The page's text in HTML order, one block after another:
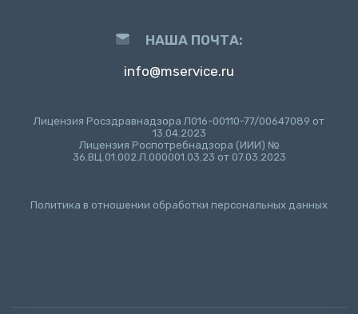
НАША ПОЧТА:
info@mservice.ru
Лицензия Росздравнадзора Л016-00110-77/00647089 от
13.04.2023
Лицензия Роспотребнадзора (ИИИ) №
36.ВЦ.01.002.Л.000001.03.23 от 07.03.2023
Политика в отношении обработки персональных данных